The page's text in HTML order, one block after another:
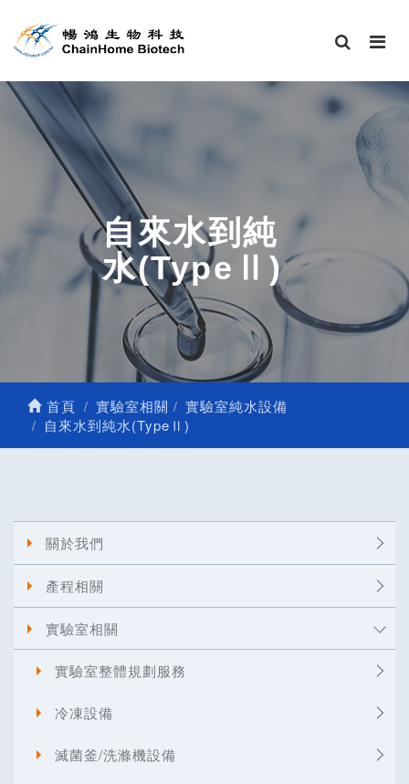
自來水到純
水(TypeⅡ)
首頁 實驗室相關
實驗室純水設備
自來水到純水(TypeⅡ)
關於我們
產程相關
實驗室相關
實驗室整體規劃服務
冷凍設備
滅菌釜/洗滌機設備